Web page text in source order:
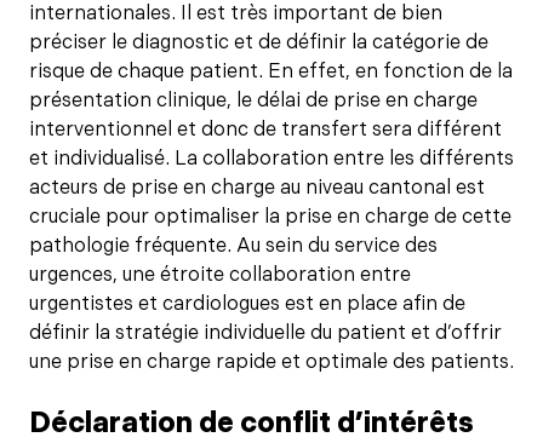
internationales. Il est très important de bien
préciser le diagnostic et de définir la catégorie de
risque de chaque patient. En effet, en fonction de la
présentation clinique, le délai de prise en charge
interventionnel et donc de transfert sera différent
et individualisé. La collaboration entre les différents
acteurs de prise en charge au niveau cantonal est
cruciale pour optimaliser la prise en charge de cette
pathologie fréquente. Au sein du service des
urgences, une étroite collaboration entre
urgentistes et cardiologues est en place afin de
définir la stratégie individuelle du patient et d’offrir
une prise en charge rapide et optimale des patients.
Déclaration de conflit d’intérêts